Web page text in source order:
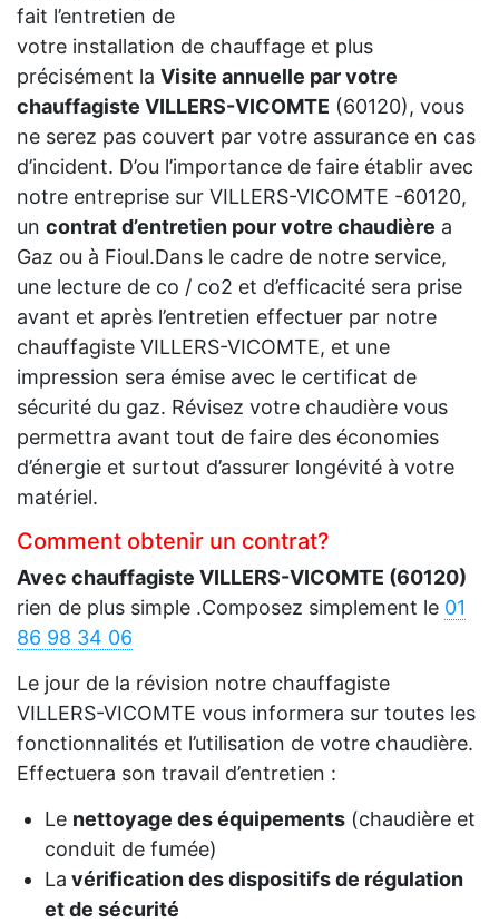
fait l’entretien de
votre installation de chauffage et plus
précisément la Visite annuelle par votre
chauffagiste VILLERS-VICOMTE (60120), vous
ne serez pas couvert par votre assurance en cas
d’incident. D’ou l’importance de faire établir avec
notre entreprise sur VILLERS-VICOMTE -60120,
un contrat d’entretien pour votre chaudière a
Gaz ou à Fioul.Dans le cadre de notre service,
une lecture de co / co2 et d’efficacité sera prise
avant et après l’entretien effectuer par notre
chauffagiste VILLERS-VICOMTE, et une
impression sera émise avec le certificat de
sécurité du gaz. Révisez votre chaudière vous
permettra avant tout de faire des économies
d’énergie et surtout d’assurer longévité à votre
matériel.
Comment obtenir un contrat?
Avec chauffagiste VILLERS-VICOMTE (60120)
rien de plus simple .Composez simplement le 01
86 98 34 06
Le jour de la révision notre chauffagiste
VILLERS-VICOMTE vous informera sur toutes les
fonctionnalités et l’utilisation de votre chaudière.
Effectuera son travail d’entretien :
Le nettoyage des équipements(chaudière et
conduit de fumée)
La vérification des dispositifs de régulation
et de sécurité